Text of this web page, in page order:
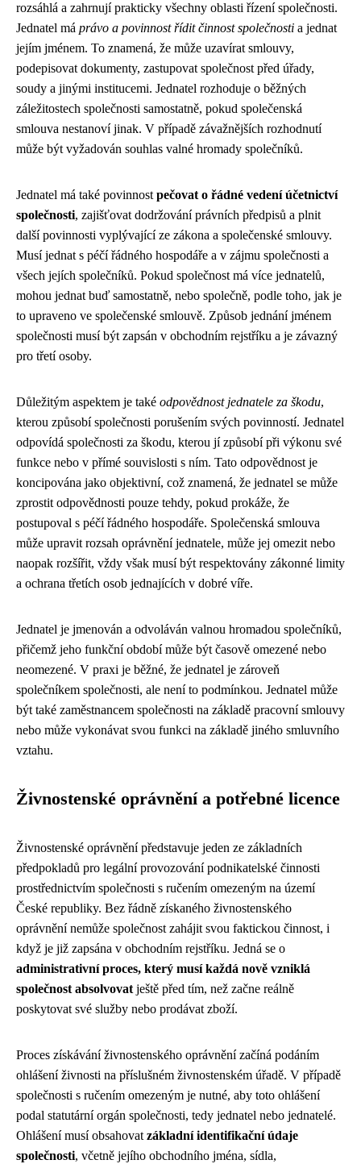
rozsáhlá a zahrnují prakticky všechny oblasti řízení společnosti.
Jednatel má právo a povinnost řídit činnost společnosti a jednat
jejím jménem. To znamená, že může uzavírat smlouvy,
podepisovat dokumenty, zastupovat společnost před úřady,
soudy a jinými institucemi. Jednatel rozhoduje o běžných
záležitostech společnosti samostatně, pokud společenská
smlouva nestanoví jinak. V případě závažnějších rozhodnutí
může být vyžadován souhlas valné hromady společníků.
Jednatel má také povinnost pečovat o řádné vedení účetnictví
společnosti, zajišťovat dodržování právních předpisů a plnit
další povinnosti vyplývající ze zákona a společenské smlouvy.
Musí jednat s péčí řádného hospodáře a v zájmu společnosti a
všech jejích společníků. Pokud společnost má více jednatelů,
mohou jednat buď samostatně, nebo společně, podle toho, jak je
to upraveno ve společenské smlouvě. Způsob jednání jménem
společnosti musí být zapsán v obchodním rejstříku a je závazný
pro třetí osoby.
Důležitým aspektem je také odpovědnost jednatele za škodu,
kterou způsobí společnosti porušením svých povinností. Jednatel
odpovídá společnosti za škodu, kterou jí způsobí při výkonu své
funkce nebo v přímé souvislosti s ním. Tato odpovědnost je
koncipována jako objektivní, což znamená, že jednatel se může
zprostit odpovědnosti pouze tehdy, pokud prokáže, že
postupoval s péčí řádného hospodáře. Společenská smlouva
může upravit rozsah oprávnění jednatele, může jej omezit nebo
naopak rozšířit, vždy však musí být respektovány zákonné limity
a ochrana třetích osob jednajících v dobré víře.
Jednatel je jmenován a odvoláván valnou hromadou společníků,
přičemž jeho funkční období může být časově omezené nebo
neomezené. V praxi je běžné, že jednatel je zároveň
společníkem společnosti, ale není to podmínkou. Jednatel může
být také zaměstnancem společnosti na základě pracovní smlouvy
nebo může vykonávat svou funkci na základě jiného smluvního
vztahu.
Živnostenské oprávnění a potřebné licence
Živnostenské oprávnění představuje jeden ze základních
předpokladů pro legální provozování podnikatelské činnosti
prostřednictvím společnosti s ručením omezeným na území
České republiky. Bez řádně získaného živnostenského
oprávnění nemůže společnost zahájit svou faktickou činnost, i
když je již zapsána v obchodním rejstříku. Jedná se o
administrativní proces, který musí každá nově vzniklá
společnost absolvovat ještě před tím, než začne reálně
poskytovat své služby nebo prodávat zboží.
Proces získávání živnostenského oprávnění začíná podáním
ohlášení živnosti na příslušném živnostenském úřadě. V případě
společnosti s ručením omezeným je nutné, aby toto ohlášení
podal statutární orgán společnosti, tedy jednatel nebo jednatelé.
Ohlášení musí obsahovat základní identifikační údaje
společnosti, včetně jejího obchodního jména, sídla,